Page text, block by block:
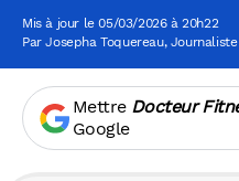
Mis à jour le 05/03/2026 à 20h22
ParJosepha Toquereau, Journaliste
Mettre Docteur
Google